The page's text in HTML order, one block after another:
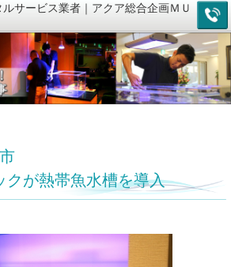
サービス業者｜アクア総合企画ＭＵ
クが熱帯魚水槽を導入